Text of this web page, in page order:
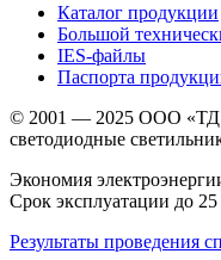
Каталог продукции
Большой
IES-файлы
Паспорта
© 2001 — 2025 ООО «ТД
светодиодные
Экономия
Срок эксплуатации до 25
Результаты проведения